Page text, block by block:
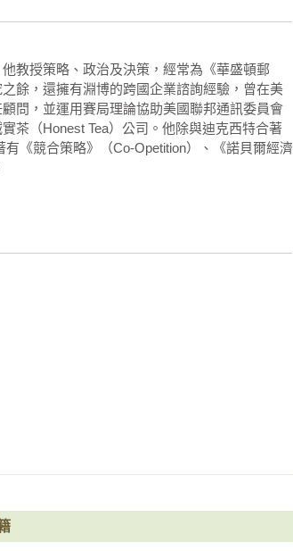
）一書中告訴我們，想要成功，就要把注意
棘手的問題，那就是如何分配我們創造出來的
像共乘汽車所能節省的成本。很多人之所以不
「我給了你一個公平的報價，你應該接受。」
有一方很在乎這筆交易，那麼即使另一方出價
棄談判一走了之，因為他有比較多選擇，諸如
來分配利益。所謂的比例可以是依照談判各方
他權力指標。我認為，這種分法有缺陷，而且
力，並公平地彰顯各方貢獻。這個方法的結論
後會得到一樣數量的餅。
那些自認為在現狀下比較有權力的人。然而，
說這個方法很實用時，我的意思是它已經被實
教授策略、政治及決策，經常為《華盛頓郵
餘，還擁有淵博的跨國企業諮詢經驗，曾在美
問，並運用賽局理論協助美國聯邦通訊委員會
茶（Honest Tea）公司。他除與迪克西特合著
《競合策略》（Co-Opetition）、《諾貝爾經濟